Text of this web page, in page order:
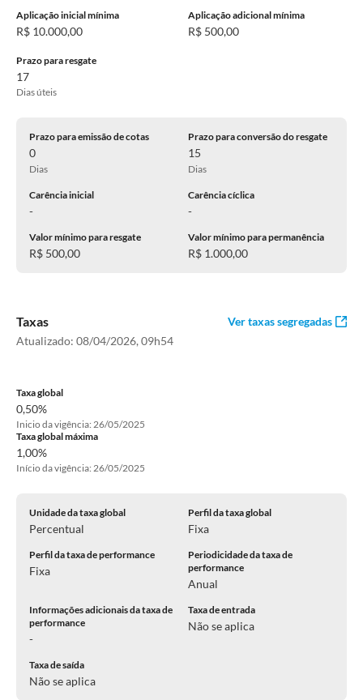
Aplicação inicial mínima
R$ 10.000,00
Aplicação adicional mínima
R$ 500,00
Prazo para resgate
17
Dias úteis
Prazo para emissão de cotas
0
Dias
Prazo para conversão do resgate
15
Dias
Carência inicial
-
Carência cíclica
-
Valor mínimo para resgate
R$ 500,00
Valor mínimo para permanência
R$ 1.000,00
Taxas
Atualizado: 08/04/2026, 09h54
Ver taxas segregadas
Taxa global
0,50%
Inicio da vigência: 26/05/2025
Taxa global máxima
1,00%
Início da vigência: 26/05/2025
Unidade da taxa global
Percentual
Perfil da taxa global
Fixa
Perfil da taxa de performance
Fixa
Periodicidade da taxa de
performance
Anual
Informações adicionais da taxa de
performance
-
Taxa de entrada
Não se aplica
Taxa de saída
Não se aplica